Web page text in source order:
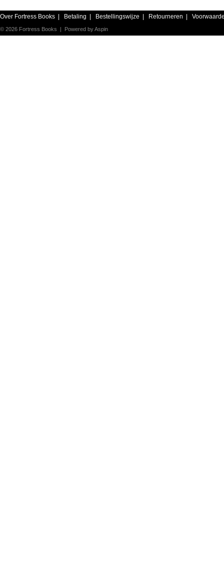
Over Fortress Books Betaling Bestellingswijze Retourneren
© 2026 Fortress Books | Powered byAspin